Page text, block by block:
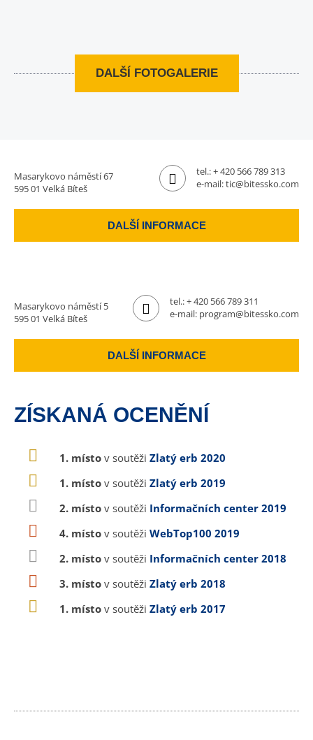
DALŠÍ FOTOGALERIE
Masarykovo náměstí 67
595 01 Velká Bíteš
tel.:+ 420 566 789 313
e-mail:tic@bitessko.com
DALŠÍ INFORMACE
Masarykovo náměstí 5
595 01 Velká Bíteš
tel.:+ 420 566 789 311
e-mail: program@bitessko.com
DALŠÍ INFORMACE
ZÍSKANÁ OCENĚNÍ
1. místo v soutěži Zlatý erb 2020
1. místo v soutěži Zlatý erb 2019
2. místo v soutěži Informačních center 2019
4. místo v soutěži WebTop100 2019
2. místo v soutěži Informačních center 2018
3. místo v soutěži Zlatý erb 2018
1. místo v soutěži Zlatý erb 2017